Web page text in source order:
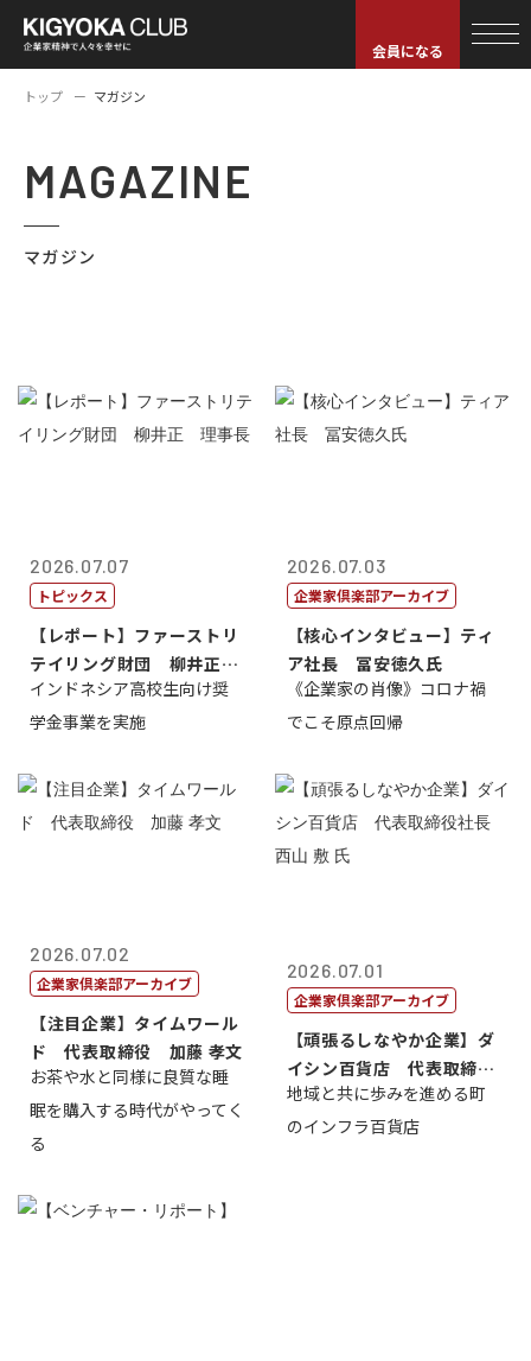
会員になる
トップ マガジン
MAGAZINE
マガジン
2026.07.07
トピックス
【レポート】ファーストリ
テイリング財団 柳井正
理事長
インドネシア高校生向け奨
学金事業を実施
2026.07.03
企業家倶楽部アーカイブ
【核心インタビュー】ティ
ア社長 冨安徳久氏
《企業家の肖像》コロナ禍
でこそ原点回帰
2026.07.02
企業家倶楽部アーカイブ
【注目企業】タイムワール
ド 代表取締役 加藤 孝文
お茶や水と同様に良質な睡
眠を購入する時代がやってく
る
2026.07.01
企業家倶楽部アーカイブ
【頑張るしなやか企業】ダ
イシン百貨店 代表取締役
社長 西山 ...
地域と共に歩みを進める町
のインフラ百貨店